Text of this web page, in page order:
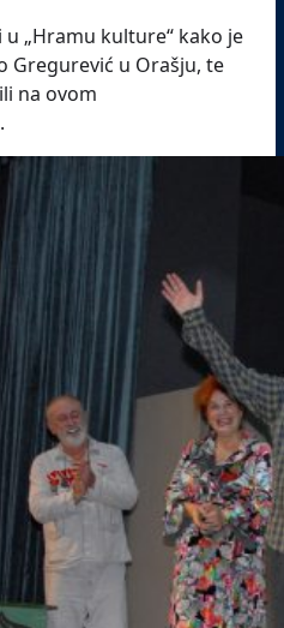
„Hramu kulture“ kako je
Gregurević u Orašju, te
na ovom